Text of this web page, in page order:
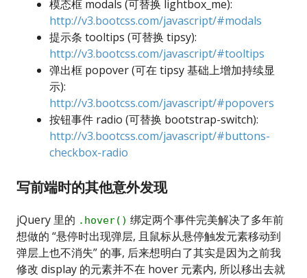
模态框 modals (可替换 lightbox_me):
http://v3.bootcss.com/javascript/#modals
提示条 tooltips (可替换 tipsy):
http://v3.bootcss.com/javascript/#tooltips
弹出框 popover (可在 tipsy 基础上增加持续显
示):
http://v3.bootcss.com/javascript/#popovers
按钮事件 radio (可替换 bootstrap-switch):
http://v3.bootcss.com/javascript/#buttons-
checkbox-radio
写前端时的其他意外发现
jQuery 里的 .hover() 绑定两个事件完美解决了多年前
想做的 “悬停时出现弹层, 且鼠标从悬停触发元素移动到
弹层上也不消失” 的事, 后来想明白了其实是因为之前我
修改 display 的元素并不在 hover 元素内, 所以移出去就